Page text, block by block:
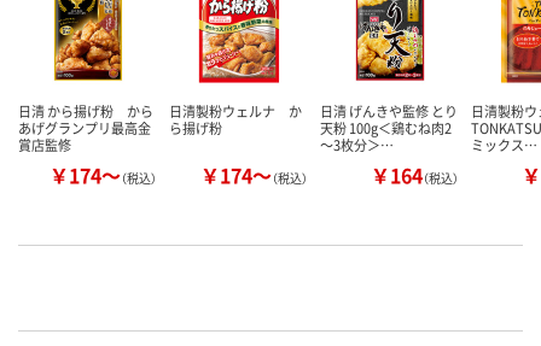
日清 から揚げ粉 から
あげグランプリ最高金
賞店監修
￥174～（税込）
日清製粉ウェルナ か
ら揚げ粉
￥174～（税込）
日清 げんきや監修 とり
天粉 100g＜鶏むね肉2
～3枚分＞…
￥164（税込）
日清製粉
ミックス…